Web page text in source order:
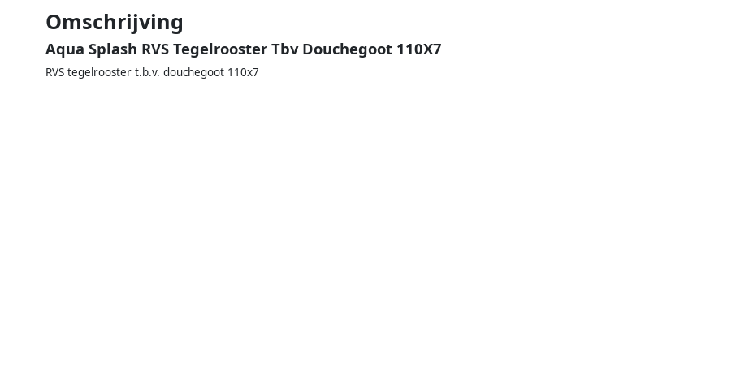
Omschrijving
Aqua Splash RVS Tegelrooster Tbv Douchegoot 110X7
RVS tegelrooster t.b.v. douchegoot 110x7